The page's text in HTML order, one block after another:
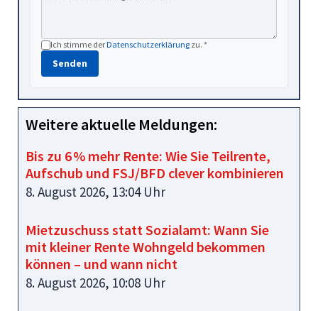
Ich stimme derDatenschutzerklärung zu. *
Senden
Weitere aktuelle Meldungen:
Bis zu 6 % mehr Rente: Wie Sie Teilrente,
Aufschub und FSJ/BFD clever kombinieren
8. August 2026, 13:04 Uhr
Mietzuschuss statt Sozialamt: Wann Sie
mit kleiner Rente Wohngeld bekommen
können – und wann nicht
8. August 2026, 10:08 Uhr